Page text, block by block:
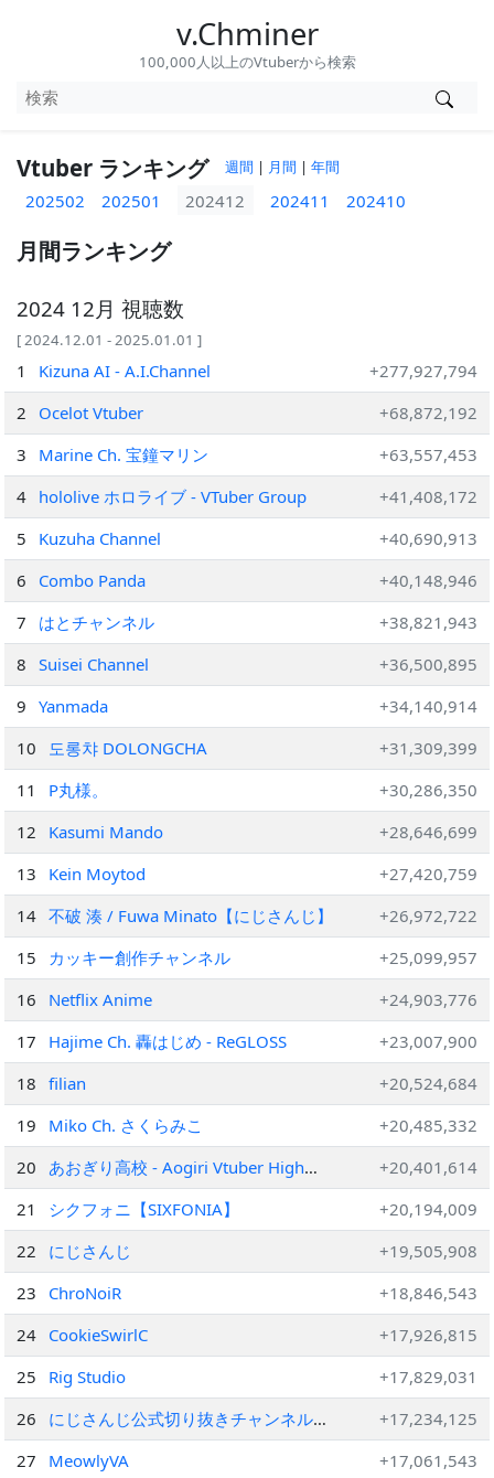
v.Chminer
100,000人以上のVtuberから検索
Vtuber ランキング 週間 | 月間 | 年間
202502 202501 202412 202411 202410
月間ランキング
2024 12月 視聴数
[ 2024.12.01 - 2025.01.01 ]
1 Kizuna AI - A.I.Channel
+277,927,794
2
Ocelot Vtuber
+68,872,192
3
Marine Ch. 宝鐘マリン
+63,557,453
4 hololive ホロライブ - VTuber Group
+41,408,172
5
Kuzuha Channel
+40,690,913
6
Combo Panda
+40,148,946
7
はとチャンネル
+38,821,943
8
Suisei Channel
+36,500,895
9
Yanmada
+34,140,914
10
도롱챠 DOLONGCHA
+31,309,399
11
P丸様。
+30,286,350
12
Kasumi Mando
+28,646,699
13
Kein Moytod
+27,420,759
14 不破 湊 / Fuwa Minato【にじさんじ】
+26,972,722
15
カッキー創作チャンネル
+25,099,957
16
Netflix Anime
+24,903,776
17
Hajime Ch. 轟はじめ ‐ ReGLOSS
+23,007,900
18
filian
+20,524,684
19
Miko Ch. さくらみこ
+20,485,332
20
あおぎり高校 - Aogiri Vtuber High
School
+20,401,614
21
シクフォニ【SIXFONIA】
+20,194,009
22
にじさんじ
+19,505,908
23
ChroNoiR
+18,846,543
24 CookieSwirlC
+17,926,815
25
Rig Studio
+17,829,031
26
にじさんじ公式切り抜きチャンネル
【NIJISANJI Official Best Moments】
+17,234,125
27
MeowlyVA
+17,061,543